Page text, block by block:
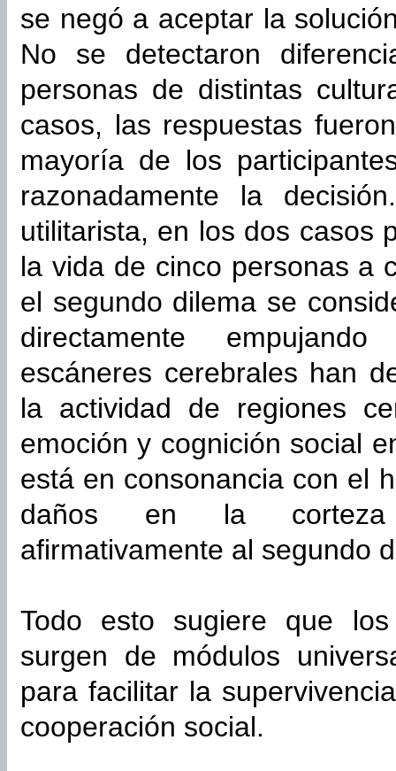
se negó a aceptar la
No se detectaron
personas de distintas
casos, las respuestas
mayoría de los
razonadamente la
utilitarista, en los dos casos
la vida de cinco personas a
el segundo dilema se
directamente
escáneres cerebrales han
la actividad de regiones
emoción y cognición social
está en consonancia con el
daños en la corteza
afirmativamente al segundo
Todo esto sugiere que
surgen de módulos
para facilitar la
cooperación social.